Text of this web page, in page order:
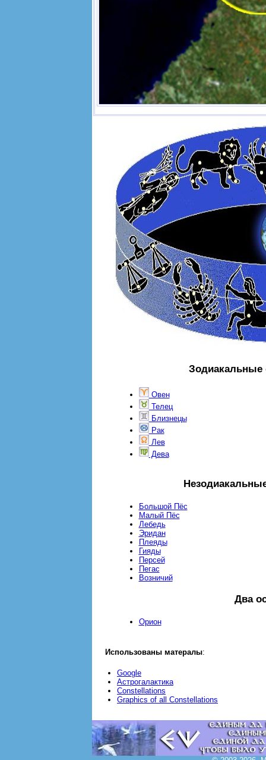
Зодиакальные
Овен
Телец
Близнецы
Рак
Лев
Дева
Большой Пёс
Малый Пёс
Лебедь
Эридан
Плеяды
Гияды
Персей
Пегас
Возничий
Два
Opион
Использованы матералы:
Google
Астрогалактика
Сonstellations
Graphics of all Constellations